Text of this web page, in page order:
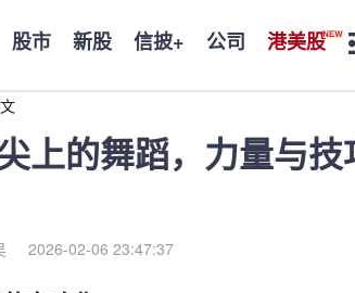
股市 新股 信披+ 公司 港美股
上的舞蹈，力量与
2026-02-06 23:47:37